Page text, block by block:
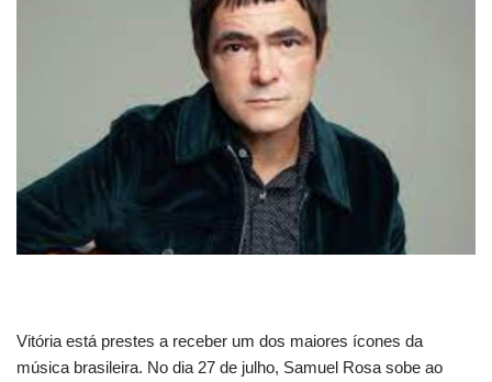
Vitória está prestes a receber um dos maiores ícones da
música brasileira. No dia 27 de julho, Samuel Rosa sobe ao